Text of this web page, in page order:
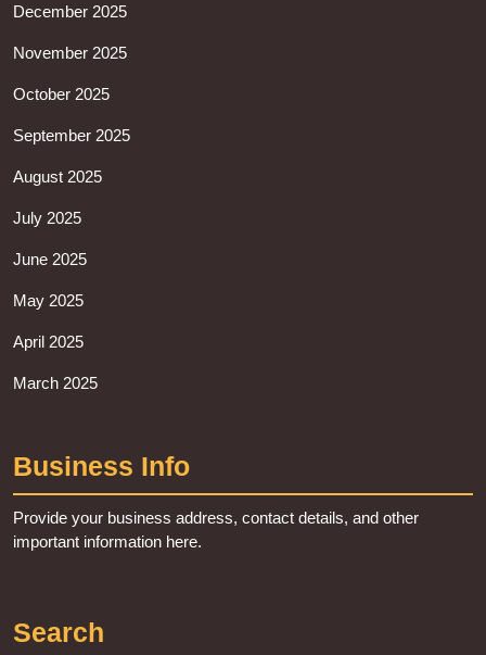
December 2025
November 2025
October 2025
September 2025
August 2025
July 2025
June 2025
May 2025
April 2025
March 2025
Business Info
Provide your business address, contact details, and other
important information here.
Search